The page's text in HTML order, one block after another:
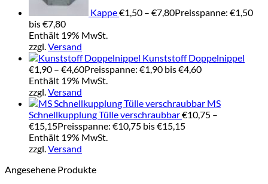
Kappe€1,50 – €7,80Preisspanne: €1,50
bis €7,80
Enthält 19% MwSt.
zzgl.Versand
Kunststoff Doppelnippel
€1,90 – €4,60Preisspanne: €1,90 bis €4,60
Enthält 19% MwSt.
zzgl.Versand
MS
Schnellkupplung Tülle verschraubbar€10,75 –
€15,15Preisspanne: €10,75 bis €15,15
Enthält 19% MwSt.
zzgl.Versand
Angesehene Produkte